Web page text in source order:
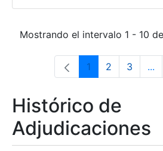
Mostrando el intervalo 1 - 10
Página
1 Página
2 Página
3 ...
Histórico de
Adjudicaciones